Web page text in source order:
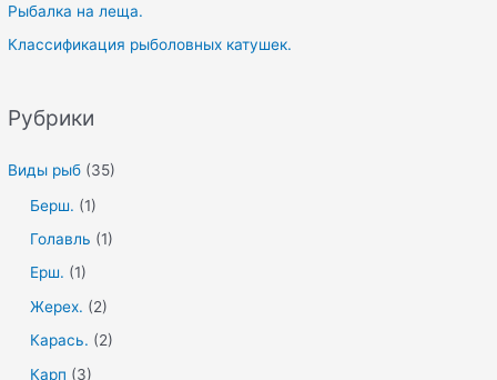
Рыбалка на леща.
Классификация рыболовных катушек.
Рубрики
Виды рыб (35)
Берш. (1)
Голавль (1)
Ерш. (1)
Жерех. (2)
Карась. (2)
Карп (3)